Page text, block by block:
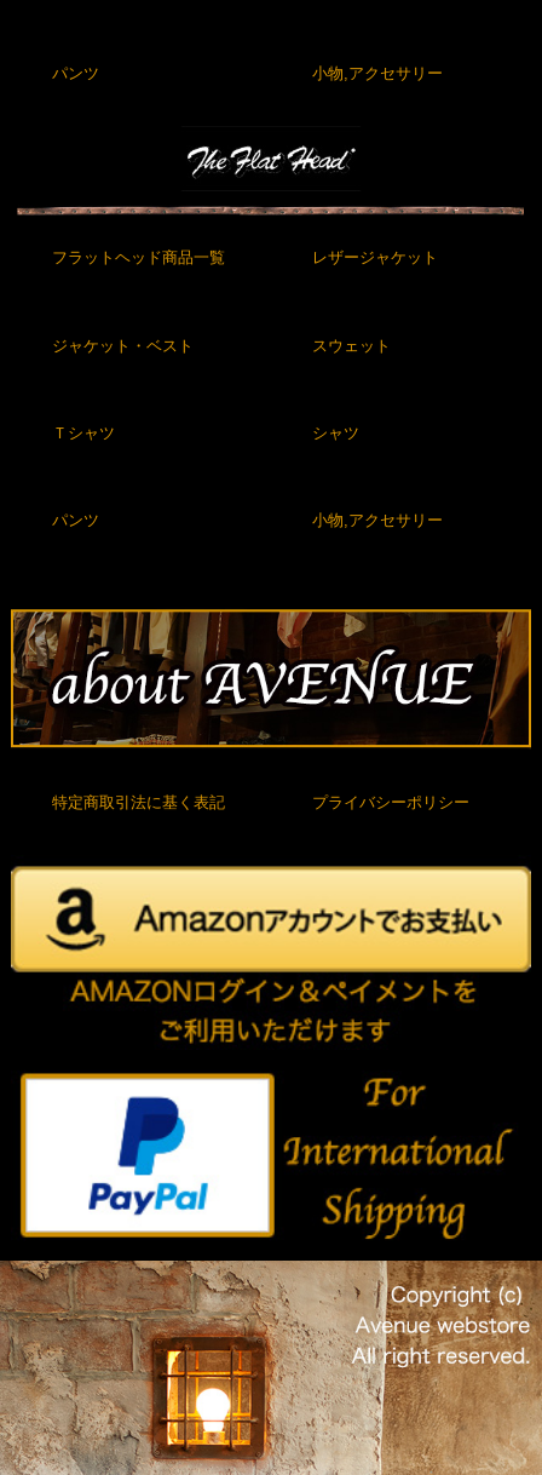
パンツ 小物,アクセサリー
フラットヘッド商品一覧 レザージャケット
ジャケット・ベスト スウェット
Ｔシャツ シャツ
パンツ 小物,アクセサリー
特定商取引法に基く表記 プライバシーポリシー